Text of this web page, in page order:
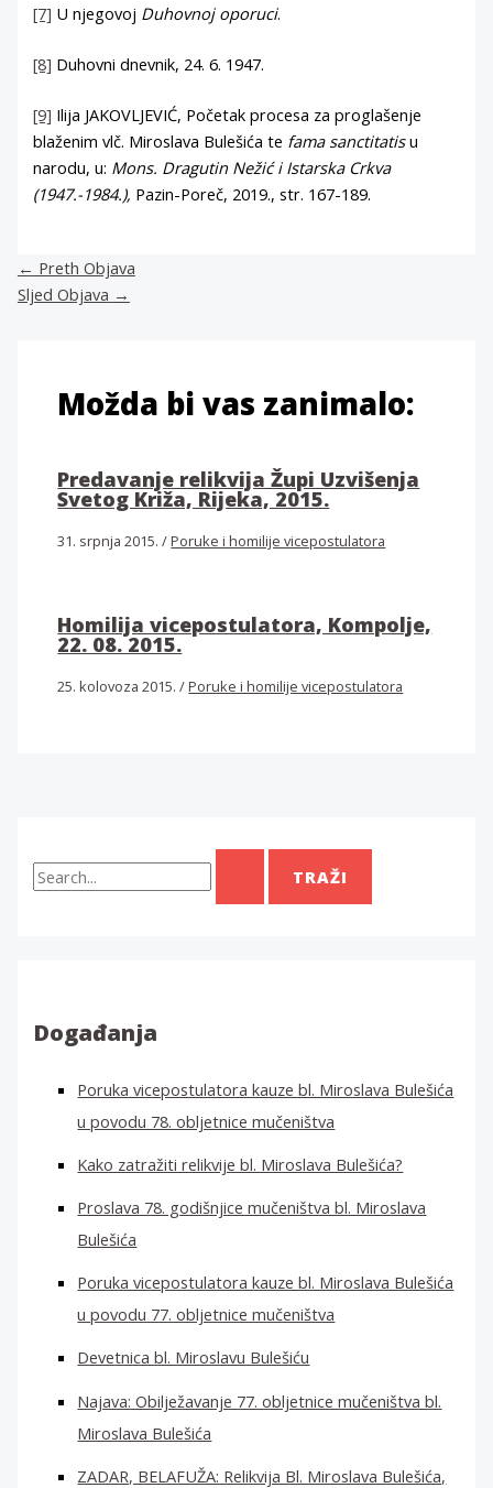
[7] U njegovoj Duhovnoj oporuci.
[8] Duhovni dnevnik, 24. 6. 1947.
[9] Ilija JAKOVLJEVIĆ, Početak procesa za proglašenje
blaženim vlč. Miroslava Bulešića te fama sanctitatisu
narodu, u: Mons. Dragutin Nežić i Istarska Crkva
(1947.-1984.), Pazin-Poreč, 2019., str. 167-189.
← Preth Objava
Sljed Objava →
Možda bi vas zanimalo:
Predavanje relikvija Župi Uzvišenja
Svetog Križa, Rijeka, 2015.
31. srpnja 2015./Poruke i homilije vicepostulatora
Homilija vicepostulatora, Kompolje,
22. 08. 2015.
25. kolovoza 2015./Poruke i homilije vicepostulatora
T
r
:Događanja
Poruka vicepostulatora kauze bl. Miroslava Bulešića
u povodu 78. obljetnice mučeništva
Kako zatražiti relikvije bl. Miroslava Bulešića?
Proslava 78. godišnjice mučeništva bl. Miroslava
Bulešića
Poruka vicepostulatora kauze bl. Miroslava Bulešića
u povodu 77. obljetnice mučeništva
Devetnica bl. Miroslavu Bulešiću
Najava: Obilježavanje 77. obljetnice mučeništva bl.
Miroslava Bulešića
ZADAR, BELAFUŽA: Relikvija Bl. Miroslava Bulešića,